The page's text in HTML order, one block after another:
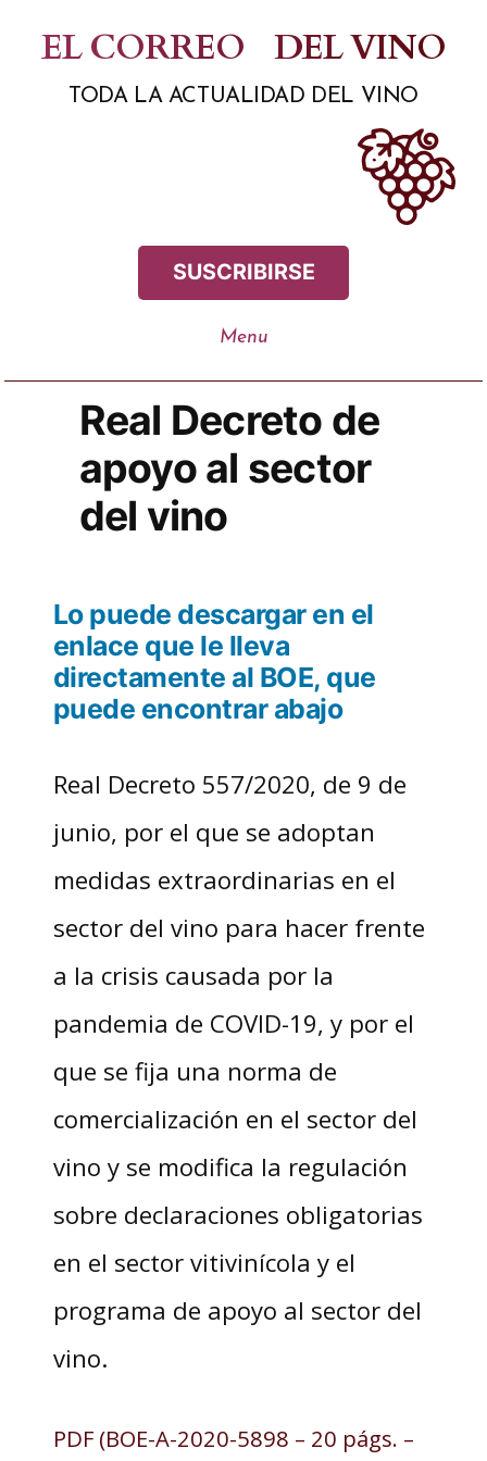
contenido
EL CORREO DEL VINO
TODA LA ACTUALIDAD DEL VINO
SUSCRIBIRSE
Real Decreto de
apoyo al sector
del vino
Lo puede descargar en el
enlace que le lleva
directamente al BOE, que
puede encontrar abajo
Real Decreto 557/2020, de 9 de
junio, por el que se adoptan
medidas extraordinarias en el
sector del vino para hacer frente
a la crisis causada por la
pandemia de COVID-19, y por el
que se fija una norma de
comercialización en el sector del
vino y se modifica la regulación
sobre declaraciones obligatorias
en el sector vitivinícola y el
programa de apoyo al sector del
vino.
PDF (BOE-A-2020-5898 – 20 págs. –